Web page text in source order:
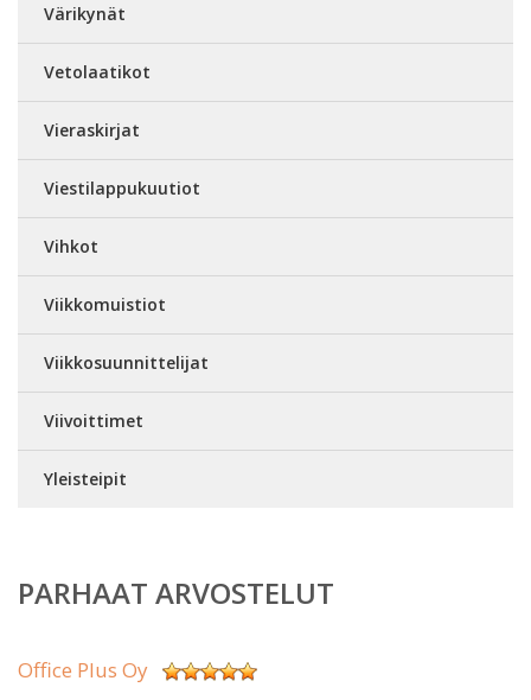
Värikynät
Vetolaatikot
Vieraskirjat
Viestilappukuutiot
Vihkot
Viikkomuistiot
Viikkosuunnittelijat
Viivoittimet
Yleisteipit
PARHAAT ARVOSTELUT
Office Plus Oy